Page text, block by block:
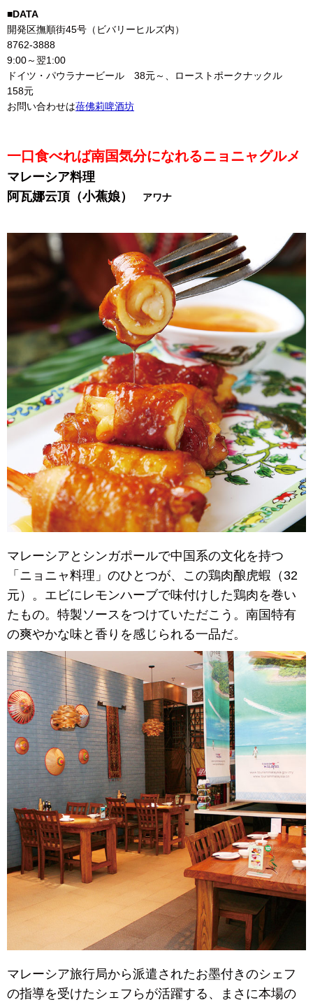
■DATA
開発区撫順街45号（ビバリーヒルズ内）
8762-3888
9:00～翌1:00
ドイツ・パウラナービール 38元～、ローストポークナックル
158元
お問い合わせは蓓佛莉啤酒坊
一口食べれば南国気分になれるニョニャグルメ
マレーシア料理
阿瓦娜云頂（小蕉娘）
アワナ
マレーシアとシンガポールで中国系の文化を持つ
「ニョニャ料理」のひとつが、この鶏肉酿虎蝦（32
元）。エビにレモンハーブで味付けした鶏肉を巻い
たもの。特製ソースをつけていただこう。南国特有
の爽やかな味と香りを感じられる一品だ。
マレーシア旅行局から派遣されたお墨付きのシェフ
の指導を受けたシェフらが活躍する、まさに本場の